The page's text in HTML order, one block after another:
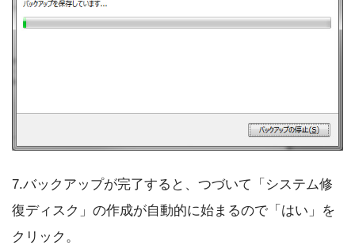
7.バックアップが完了すると、つづいて「システム修
復ディスク」の作成が自動的に始まるので「はい」を
クリック。